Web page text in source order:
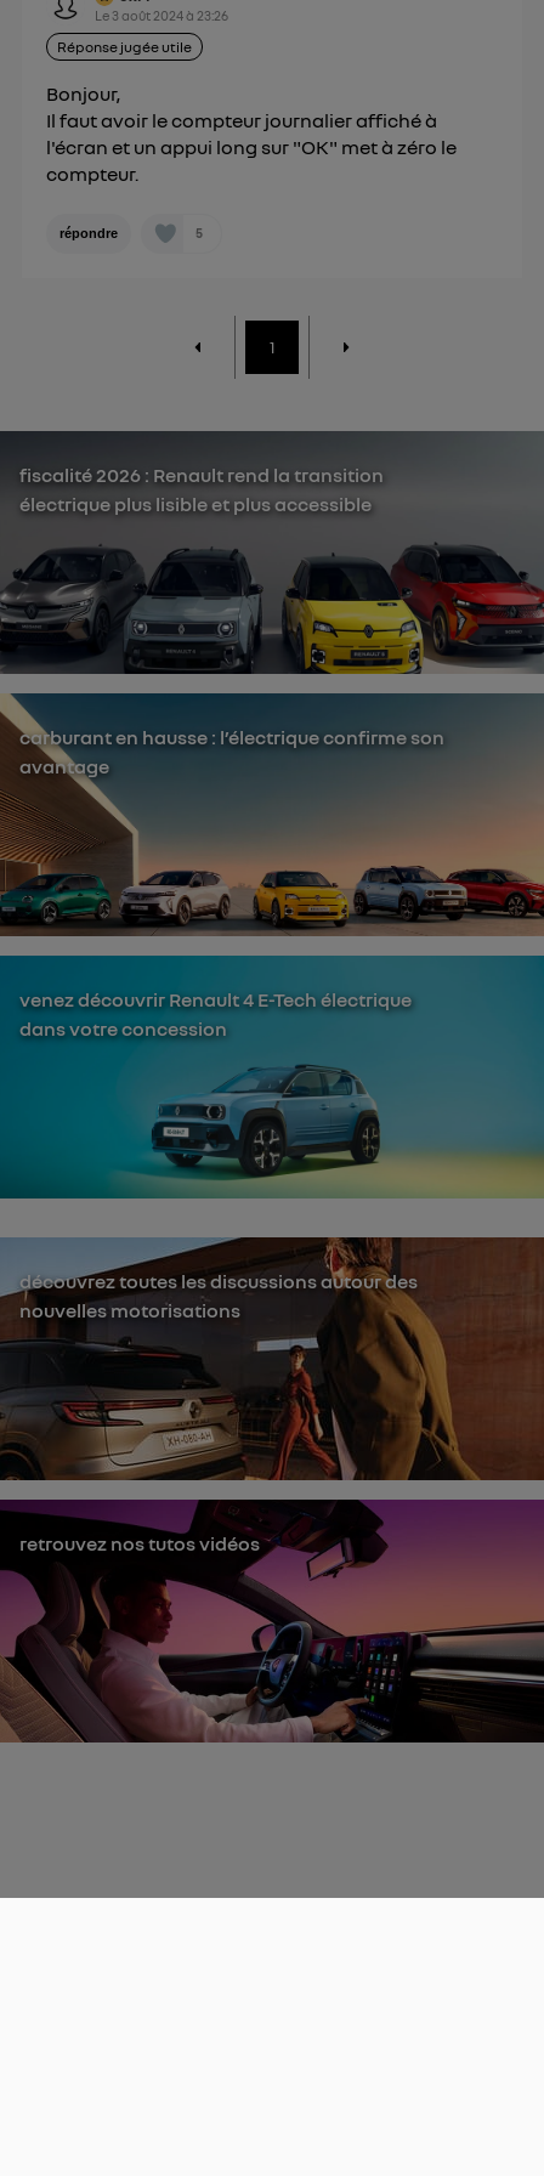
Le 3 août 2024à 23:26
Réponse jugée utile
Bonjour,
Il faut avoir le compteur journalier affiché à
l'écran et un appui long sur "OK" met à zéro le
compteur.
répondre 5
1
fiscalité 2026 : Renault rend la transition
électrique plus lisible et plus accessible
carburant en hausse : l’électrique confirme son
avantage
venez découvrir Renault 4 E-Tech électrique
dans votre concession
découvrez toutes les discussions autour des
nouvelles motorisations
retrouvez nos tutos vidéos
personnelles d'Utiq